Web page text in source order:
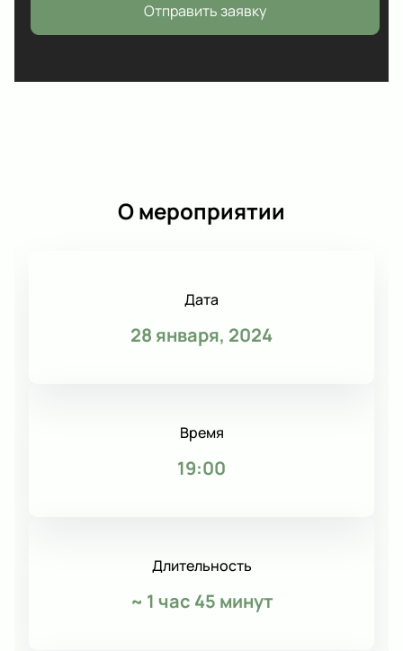
Отправить заявку
О мероприятии
Дата
28 января, 2024
Время
19:00
Длительность
~ 1 час 45 минут